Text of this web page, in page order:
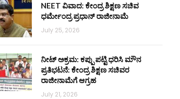
NEET ವಿವಾದ: ಕೇಂದ್ರ ಶಿಕ್ಷಣ ಸಚಿವ
ಧರ್ಮೇಂದ್ರ ಪ್ರಧಾನ್ ರಾಜೀನಾಮೆ
July 25, 2026
ನೀಟ್ ಅಕ್ರಮ: ಕಪ್ಪು ಪಟ್ಟಿ ಧರಿಸಿ ಮೌನ
ಪ್ರತಿಭಟನೆ: ಕೇಂದ್ರ ಶಿಕ್ಷಣ ಸಚಿವರ
ರಾಜೀನಾಮೆಗೆ ಆಗ್ರಹ
July 21, 2026